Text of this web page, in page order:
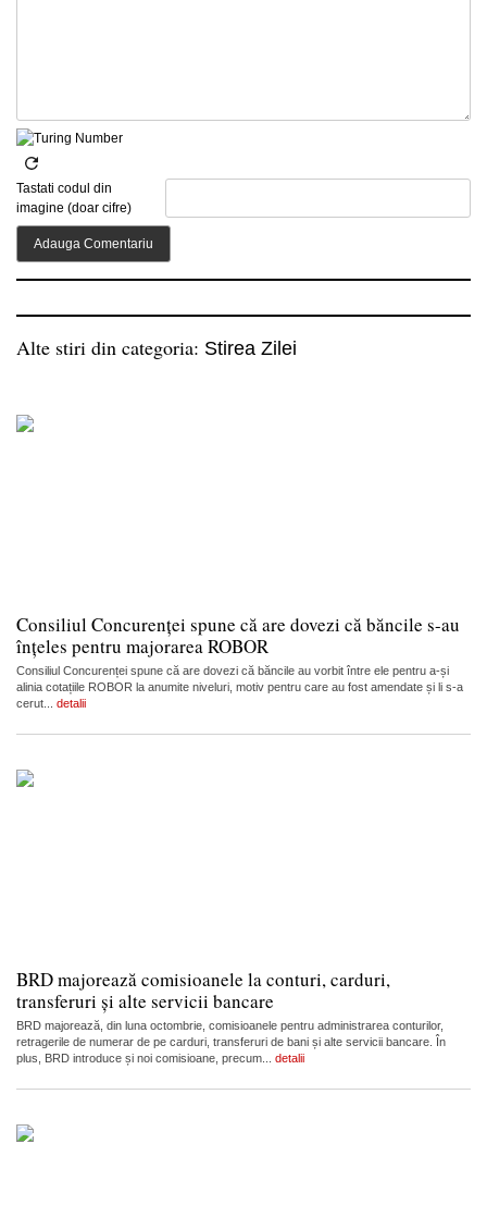
Tastati codul din
imagine (doar cifre)
Alte stiri din categoria: Stirea Zilei
Consiliul Concurenței spune că are dovezi că băncile s-au
înțeles pentru majorarea ROBOR
Consiliul Concurenței spune că are dovezi că băncile au vorbit între ele pentru a-și
alinia cotațiile ROBOR la anumite niveluri, motiv pentru care au fost amendate și li s-a
cerut... detalii
BRD majorează comisioanele la conturi, carduri,
transferuri și alte servicii bancare
BRD majorează, din luna octombrie, comisioanele pentru administrarea conturilor,
retragerile de numerar de pe carduri, transferuri de bani și alte servicii bancare. În
plus, BRD introduce și noi comisioane, precum... detalii